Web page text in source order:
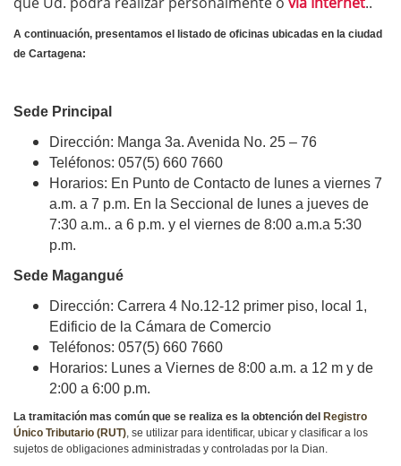
A continuación, presentamos el listado de oficinas ubicadas en la ciudad
de Cartagena:
Sede Principal
Dirección: Manga 3a. Avenida No. 25 – 76
Teléfonos: 057(5) 660 7660
Horarios: En Punto de Contacto de lunes a viernes 7
a.m. a 7 p.m. En la Seccional de lunes a jueves de
7:30 a.m.. a 6 p.m. y el viernes de 8:00 a.m.a 5:30
p.m.
Sede Magangué
Dirección: Carrera 4 No.12-12 primer piso, local 1,
Edificio de la Cámara de Comercio
Teléfonos: 057(5) 660 7660
Horarios: Lunes a Viernes de 8:00 a.m. a 12 m y de
2:00 a 6:00 p.m.
La tramitación mas común que se realiza es la obtención del Registro
Único Tributario (RUT), se utilizar para identificar, ubicar y clasificar a los
sujetos de obligaciones administradas y controladas por la Dian.